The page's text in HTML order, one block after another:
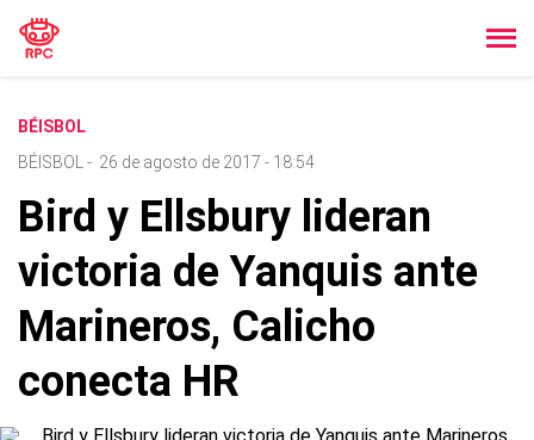
BÉISBOL
BÉISBOL
- 26 de agosto de 2017 - 18:54
Bird y Ellsbury lideran
victoria de Yanquis ante
Marineros, Calicho
conecta HR